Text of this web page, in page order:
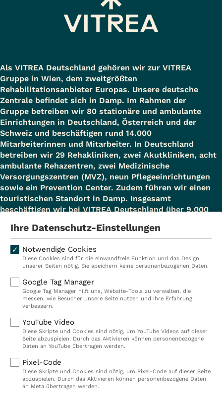
Als VITREA Deutschland gehören wir zur VITREA
Gruppe in Wien, dem zweitgrößten
Rehabilitationsanbieter Europas. Unsere deutsche
Zentrale befindet sich in Damp. Im Rahmen der
Gruppe betreiben wir 80 stationäre und ambulante
Einrichtungen in Deutschland, Österreich und der
Schweiz und beschäftigen rund 14.000
Mitarbeiterinnen und Mitarbeiter. In Deutschland
betreiben wir 29 Rehakliniken, zwei Akutkliniken, acht
ambulante Rehazentren, zwei Medizinische
Versorgungszentren (MVZ), neun Pflegeeinrichtungen
sowie ein Prevention Center. Zudem führen wir einen
touristischen Standort in Damp. Insgesamt
beschäftigen wir bei VITREA Deutschland über 9.000
Kliniken
Ambulant
Reha
Prävention
Karriere
VITREA Deutschland
IMPRESSUM
HINWEISGEBERSYSTEM
AUFSICHTSBEHÖRDEN
Ihre Datenschutz-Einstellungen
Notwendige Cookies
Diese Cookies sind für die einwandfreie Funktion und das Design
unserer Seiten nötig. Sie speichern keine personenbezogenen Daten.
Google Tag Manager
Google Tag Manager hilft uns, Website-Tools zu verwalten, die
messen, wie Besucher unsere Seite nutzen und Ihre Erfahrung
verbessern.
YouTube Video
Diese Skripte und Cookies sind nötig, um YouTube Videos auf dieser
Seite abzuspielen. Durch das Aktivieren können personenbezogene
Daten an YouTube übertragen werden.
Pixel-Code
Diese Skripte und Cookies sind nötig, um Pixel-Code auf dieser Seite
abzuspielen. Durch das Aktivieren können personenbezogene Daten
an Meta übertragen werden.